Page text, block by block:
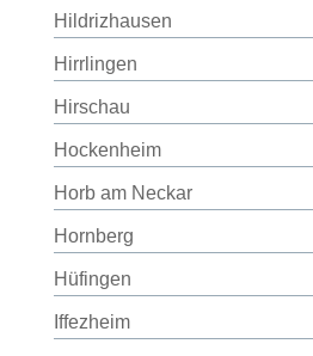
Hildrizhausen
Hirrlingen
Hirschau
Hockenheim
Horb am Neckar
Hornberg
Hüfingen
Iffezheim